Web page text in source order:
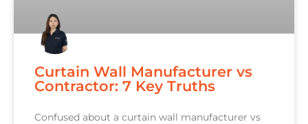
Curtain Wall Manufacturer vs
Contractor: 7 Key Truths
Confused about a curtain wall manufacturer vs